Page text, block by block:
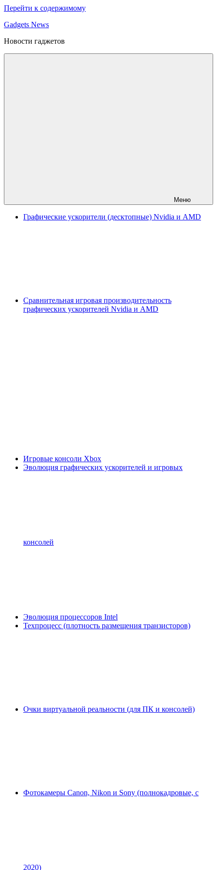
Перейти к содержимому
Gadgets News
Новости гаджетов
Меню
Графические ускорители (десктопные) Nvidia и AMD
Сравнительная игровая производительность
графических ускорителей Nvidia и AMD
Игровые консоли Xbox
Эволюция графических ускорителей и игровых
консолей
Эволюция процессоров Intel
Техпроцесс (плотность размещения транзисторов)
Очки виртуальной реальности (для ПК и консолей)
Фотокамеры Canon, Nikon и Sony (полнокадровые, с
2020)